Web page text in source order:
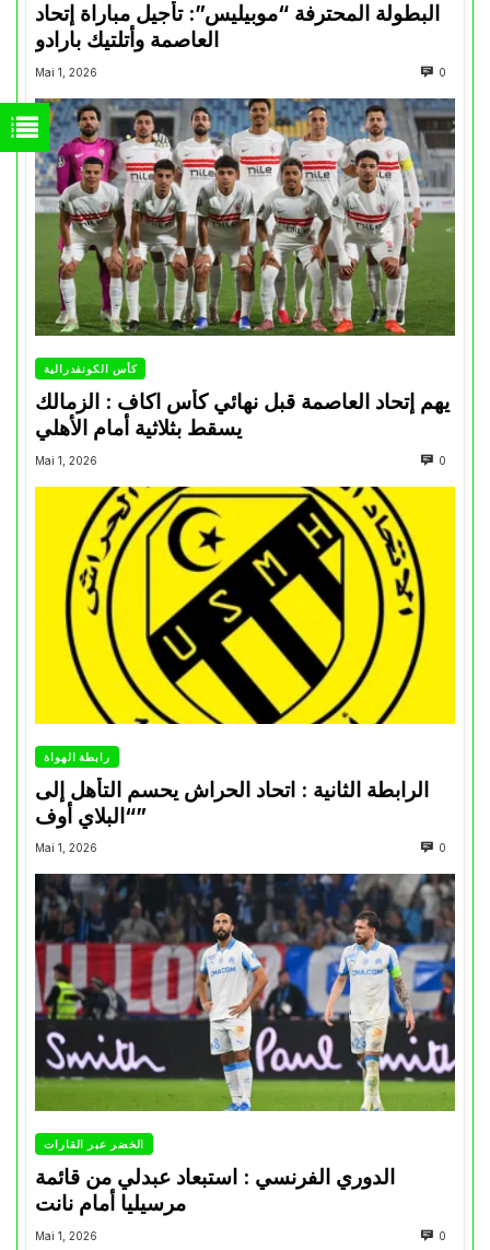
البطولة المحترفة “موبيليس”: تأجيل مباراة إتحاد
العاصمة وأتلتيك بارادو
Mai 1, 2026 0
كأس الكونفدرالية
يهم إتحاد العاصمة قبل نهائي كأس اكاف : الزمالك
Mai 1, 2026 0
رابطة الهواة
الرابطة الثانية : اتحاد الحراش يحسم التأهل إلى
“البلاي أوف”
Mai 1, 2026 0
الخضر عبر القارات
الدوري الفرنسي : استبعاد عبدلي من قائمة
مرسيليا أمام نانت
Mai 1, 2026 0